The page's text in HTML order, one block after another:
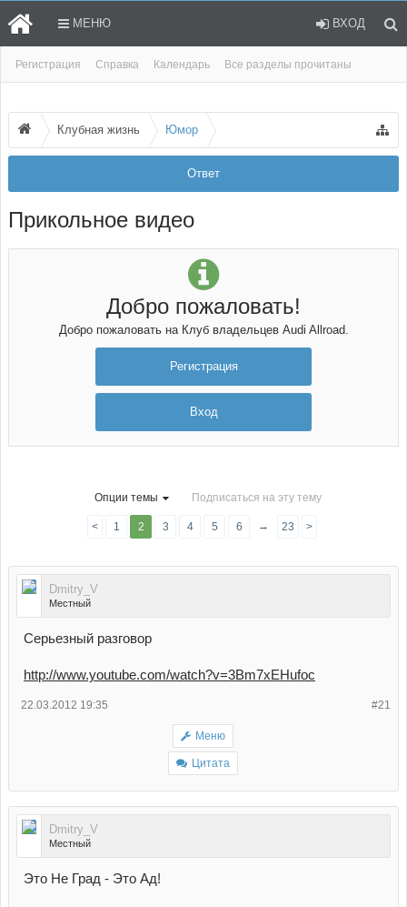
Регистрация Справка Календарь Все разделы прочитаны
МЕНЮ ВХОД
Ответ
Клубная жизнь Юмор
Прикольное видео
Добро пожаловать!
Добро пожаловать на Клуб владельцев Audi Allroad.
Регистрация
Вход
Опции темы Подписаться на эту тему
< 1 2 3 4 5 6 7
→ 23 >
Dmitry_V
Местный
Серьезный разговор
http://www.youtube.com/watch?v=3Bm7xEHufoc
#21
22.03.2012 19:35
Меню
Цитата
Dmitry_V
Местный
Это Не Град - Это Ад!